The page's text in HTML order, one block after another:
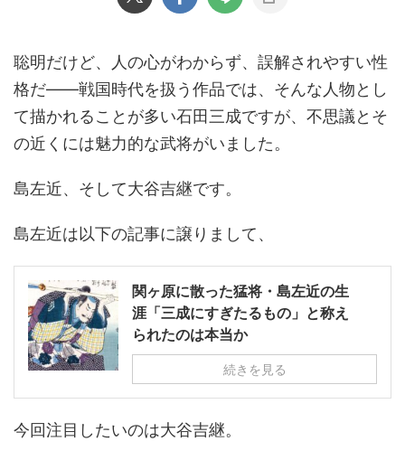
聡明だけど、人の心がわからず、誤解されやすい性
格だ――戦国時代を扱う作品では、そんな人物とし
て描かれることが多い石田三成ですが、不思議とそ
の近くには魅力的な武将がいました。
島左近、そして大谷吉継です。
島左近は以下の記事に譲りまして、
関ヶ原に散った猛将・島左近の生
涯「三成にすぎたるもの」と称え
られたのは本当か
続きを見る
今回注目したいのは大谷吉継。